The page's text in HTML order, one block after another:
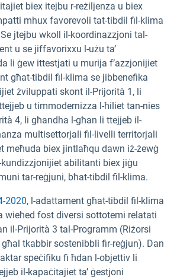
biex itejbu r-reżiljenza u biex
mhux favorevoli tat-tibdil fil-klima
jtejbu wkoll il-koordinazzjoni tal-
u se jiffavorixxu l-użu ta’
li ġew ittestjati u murija f’azzjonijiet
għat-tibdil fil-klima se jibbenefika
żviluppati skont il-Prijorità 1, li
u timmodernizza l-ħiliet tan-nies
4, li għandha l-għan li ttejjeb il-
multisettorjali fil-livelli territorjali
meħuda biex jintlaħqu dawn iż-żewġ
abilitanti biex jiġu
tar-reġjuni, bħat-tibdil fil-klima.
2020, l-adattament għat-tibdil fil-klima
wieħed fost diversi sottotemi relatati
il-Prijorità 3 tal-Programm (Riżorsi
tkabbir sostenibbli fir-reġjun). Dan
speċifiku fi ħdan l-objettiv li
il-kapaċitajiet ta’ ġestjoni